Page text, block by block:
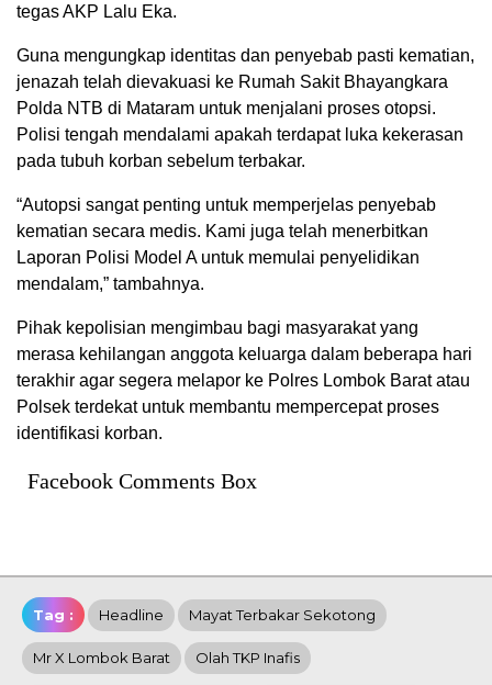
tegas AKP Lalu Eka.
Guna mengungkap identitas dan penyebab pasti kematian,
jenazah telah dievakuasi ke Rumah Sakit Bhayangkara
Polda NTB di Mataram untuk menjalani proses otopsi.
Polisi tengah mendalami apakah terdapat luka kekerasan
pada tubuh korban sebelum terbakar.
“Autopsi sangat penting untuk memperjelas penyebab
kematian secara medis. Kami juga telah menerbitkan
Laporan Polisi Model A untuk memulai penyelidikan
mendalam,” tambahnya.
Pihak kepolisian mengimbau bagi masyarakat yang
merasa kehilangan anggota keluarga dalam beberapa hari
terakhir agar segera melapor ke Polres Lombok Barat atau
Polsek terdekat untuk membantu mempercepat proses
identifikasi korban.
Facebook Comments Box
Tag : Headline Mayat Terbakar Sekotong
Mr X Lombok Barat Olah TKP Inafis